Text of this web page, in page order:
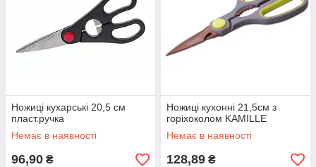
Ножиці кухарські 20,5 см
пласт.ручка
Немає в наявності
96,90 ₴
Ножиці кухонні 21,5см з
горіхоколом KAMILLE
Немає в наявності
128,89 ₴